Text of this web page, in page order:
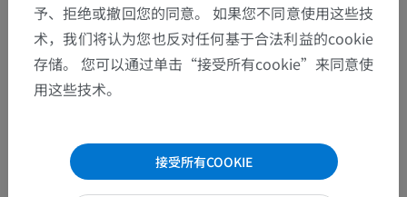
系统解剖学> 神经系统> 中枢神经系统> 大脑>
菱脑 ;后脑> 延髓 > 楔束
底层结构：这个解剖部位没有子结构
人体神经解剖学
予、拒绝或撤回您的同意。 如果您不同意使用这些技
术，我们将认为您也反对任何基于合法利益的cookie
存储。 您可以通过单击“接受所有cookie”来同意使
用这些技术。
接受所有COOKIE